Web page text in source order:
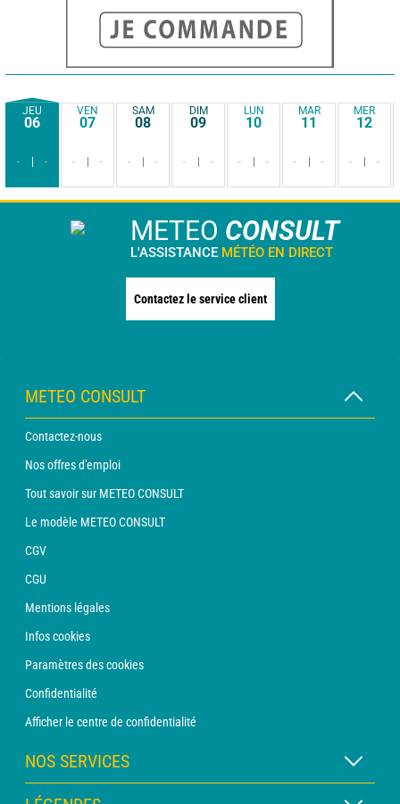
JEU
06
- -
VEN
07
- -
SAM
08
- -
DIM
09
- -
LUN
10
- -
MAR
11
- -
MER
12
- -
METEO CONSULT
L'ASSISTANCE MÉTÉO EN DIRECT
Contactez le service client
METEO CONSULT
Contactez-nous
Nos offres d'emploi
Tout savoir sur METEO CONSULT
Le modèle METEO CONSULT
CGV
CGU
Mentions légales
Infos cookies
Paramètres des cookies
Confidentialité
Afficher le centre de confidentialité
NOS SERVICES
Abonnement METEO Xpert